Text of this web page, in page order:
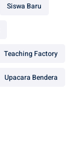
Siswa Baru
Teaching Factory
Upacara Bendera